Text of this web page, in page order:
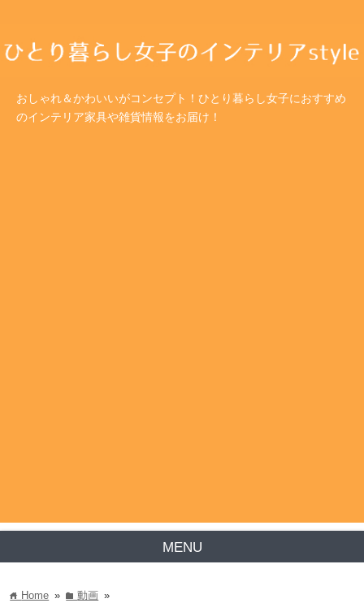
おしゃれ＆かわいいがコンセプト！ひとり暮らし女子におすすめ
のインテリア家具や雑貨情報をお届け！
MENU
home Home » folder動画 »